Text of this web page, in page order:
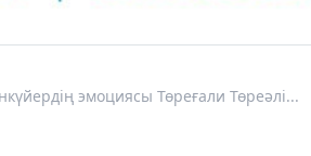
эмоциясы Төреғали Төреәлі...